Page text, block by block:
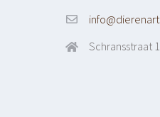
Schransstraat